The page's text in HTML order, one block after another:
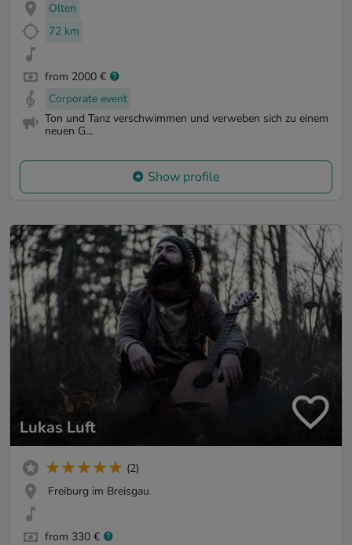
Olten
72 km
from 2000 €
Corporate event
Ton und Tanz verschwimmen und verweben sich zu einem
neuen G...
Show profile
Lukas Luft
(2)
Freiburg im Breisgau
from 330 €